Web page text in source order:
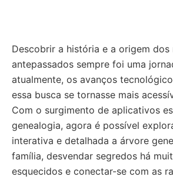
Descobrir a história e a origem dos
antepassados sempre foi uma
atualmente, os avanços
essa busca se tornasse mais
Com o surgimento de aplicativos
genealogia, agora é possível
interativa e detalhada a árvore
família, desvendar segredos há
esquecidos e conectar-se com as